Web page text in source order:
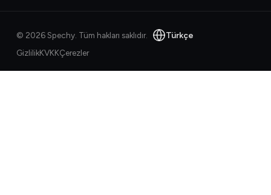
© 2026Spechy. Tüm hakları saklıdır. Türkçe
GizlilikKVKKÇerezler